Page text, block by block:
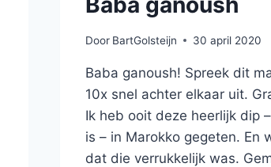
Door BartGolsteijn 30 april 2020
Baba ganoush! Spreek dit
10x snel achter elkaar uit.
Ik heb ooit deze heerlijk dip
is – in Marokko gegeten. En
dat die verrukkelijk was.